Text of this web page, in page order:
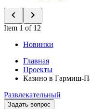
Item 1 of 12
Новинки
Главная
Проекты
Казино в Гармиш-
Развлекательный
Задать вопрос